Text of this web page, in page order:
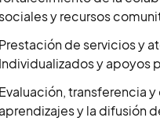
sociales y recursos
Prestación de servicios y
Individualizados y apoyos
Evaluación, transferencia
aprendizajes y la difusión